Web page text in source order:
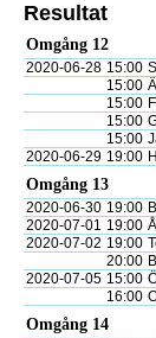
Resultat
Omgång 12
2020-06-28 15:00
15:00
15:00
15:00
15:00
2020-06-29 19:00
Omgång 13
2020-06-30 19:00
2020-07-01 19:00
2020-07-02 19:00
20:00
2020-07-05 15:00
16:00
Omgång 14